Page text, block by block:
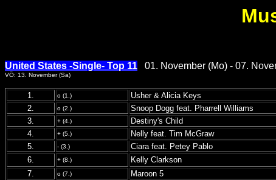
United States -Single- Top 11 01. November (Mo) - 07.
VÖ: 13. November (Sa)
1. o (1.) Usher & Alicia Keys
2.
o (2.) Snoop Dogg feat. Pharrell Williams
3.
+ (4.) Destiny's Child
4.
+ (5.) Nelly feat. Tim McGraw
5.
- (3.) Ciara feat. Petey Pablo
6.
+ (8.) Kelly Clarkson
7. o (7.) Maroon 5